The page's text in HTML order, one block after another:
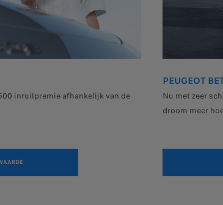
inruilpremie afhankelijk van de
PEUGEOT
Nu met zeer
droom meer